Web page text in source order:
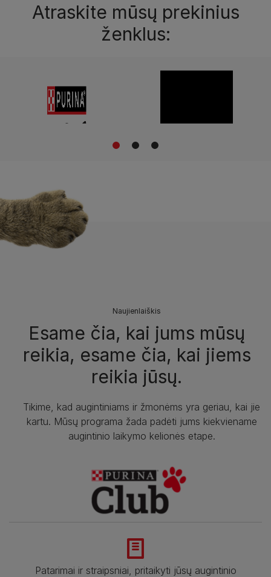
Atraskite mūsų prekinius
ženklus:
1 2 3
Naujienlaiškis
Esame čia, kai jums mūsų
reikia, esame čia, kai jiems
reikia jūsų.
Tikime, kad augintiniams ir žmonėms yra geriau, kai jie
kartu. Mūsų programa žada padėti jums kiekviename
augintinio laikymo kelionės etape.
Patarimai ir straipsniai, pritaikyti jūsų augintinio